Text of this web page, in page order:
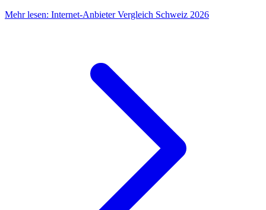
Mehr lesen: Internet-Anbieter Vergleich Schweiz 2026